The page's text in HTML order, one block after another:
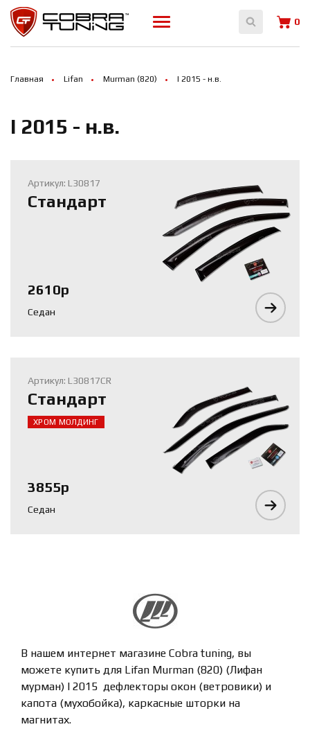
Array ( [0] => 14022 [1] => 14023 )
0
Главная Lifan Murman (820) I 2015 - н.в.
I 2015 - н.в.
Артикул: L30817
Стандарт
2610р
Седан
Артикул: L30817CR
Стандарт
ХРОМ МОЛДИНГ
3855р
Седан
В нашем интернет магазине Cobra tuning, вы
можете купить для Lifan Murman (820) (Лифан
мурман) I 2015 дефлекторы окон (ветровики) и
капота (мухобойка), каркасные шторки на
магнитах.